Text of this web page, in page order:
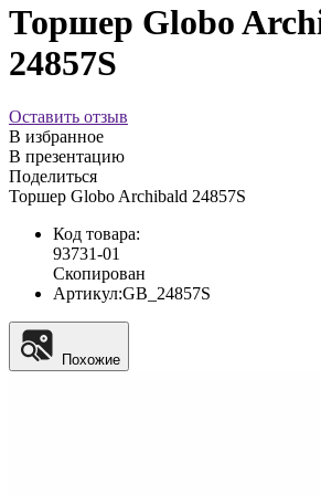
Торшер Globo
24857S
Оставить отзыв
В избранное
В презентацию
Поделиться
Торшер Globo Archibald 24857S
Код товара:
93731-01
Скопирован
Артикул:GB_24857S
Похожие